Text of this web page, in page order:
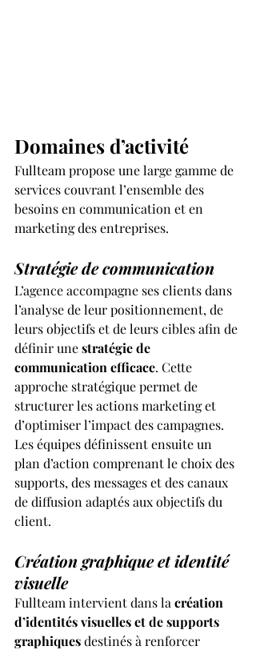
Domaines d’activité
Fullteam propose une large gamme de
services couvrant l’ensemble des
besoins en communication et en
marketing des entreprises.
Stratégie de communication
L’agence accompagne ses clients dans
l’analyse de leur positionnement, de
leurs objectifs et de leurs cibles afin de
définir une stratégie de
communication efficace. Cette
approche stratégique permet de
structurer les actions marketing et
d’optimiser l’impact des campagnes.
Les équipes définissent ensuite un
plan d’action comprenant le choix des
supports, des messages et des canaux
de diffusion adaptés aux objectifs du
client.
Création graphique et identité
visuelle
Fullteam intervient dans la création
d’identités visuelles et de supports
graphiques destinés à renforcer